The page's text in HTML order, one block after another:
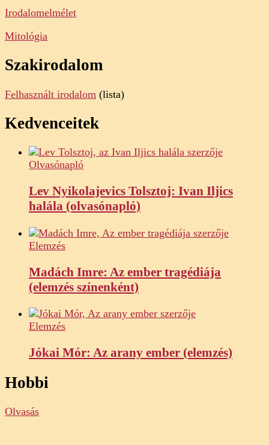
Irodalomelmélet
Mitológia
Szakirodalom
Felhasznált irodalom (lista)
Kedvenceitek
Olvasónapló
Lev Nyikolajevics Tolsztoj: Ivan Iljics
halála (olvasónapló)
Elemzés
Madách Imre: Az ember tragédiája
(elemzés színenként)
Elemzés
Jókai Mór: Az arany ember (elemzés)
Hobbi
Olvasás